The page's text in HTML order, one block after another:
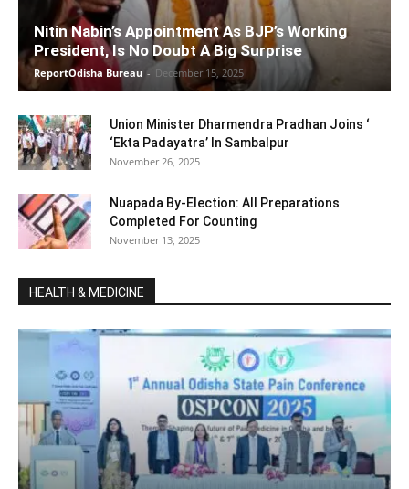
Nitin Nabin’s Appointment As BJP’s Working
President, Is No Doubt A Big Surprise
ReportOdisha Bureau - December 15, 2025
Union Minister Dharmendra Pradhan Joins ‘
‘Ekta Padayatra’ In Sambalpur
November 26, 2025
Nuapada By-Election: All Preparations
Completed For Counting
November 13, 2025
HEALTH & MEDICINE